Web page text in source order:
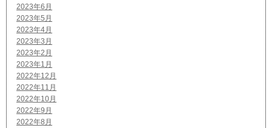
2023年6月
2023年5月
2023年4月
2023年3月
2023年2月
2023年1月
2022年12月
2022年11月
2022年10月
2022年9月
2022年8月